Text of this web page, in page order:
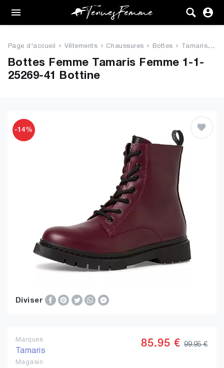
Femme
Vêtements
Accessoires
Page d'accueil Vêtements Chaussures Bottes Tamaris Femme 1-1-25269-41 Bot...
Bottes Femme Tamaris Femme 1-1-
25269-41 Bottine
-14%
Diviser
Marques
Tamaris
Magasin
85.95 € 99.95 €